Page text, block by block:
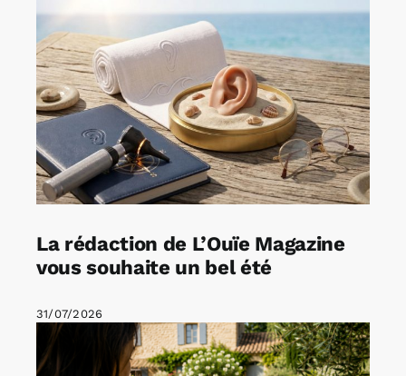
La rédaction de L’Ouïe Magazine
vous souhaite un bel été
31/07/2026